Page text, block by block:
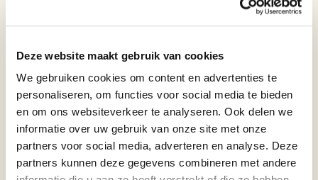
Deze website maakt gebruik van cookies
We gebruiken cookies om content en advertenties te
personaliseren, om functies voor social media te bieden
en om ons websiteverkeer te analyseren. Ook delen we
informatie over uw gebruik van onze site met onze
partners voor social media, adverteren en analyse. Deze
partners kunnen deze gegevens combineren met andere
• Magie
• Muziek
• Creativiteit
• Inspiratie
• Vrijheid
• Verbeelding